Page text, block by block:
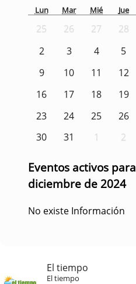
Lun Mar Mié Jue
25 26 27 28
2
3 4 5
9
10 11 12
16
17 18 19
23
24 25 26
30
31 1 2
Eventos activos
diciembre de 2024
No existe Información
El tiempo
El tiempo